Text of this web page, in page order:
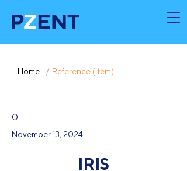
Home / Reference (Item)
0
November 13, 2024
IRIS